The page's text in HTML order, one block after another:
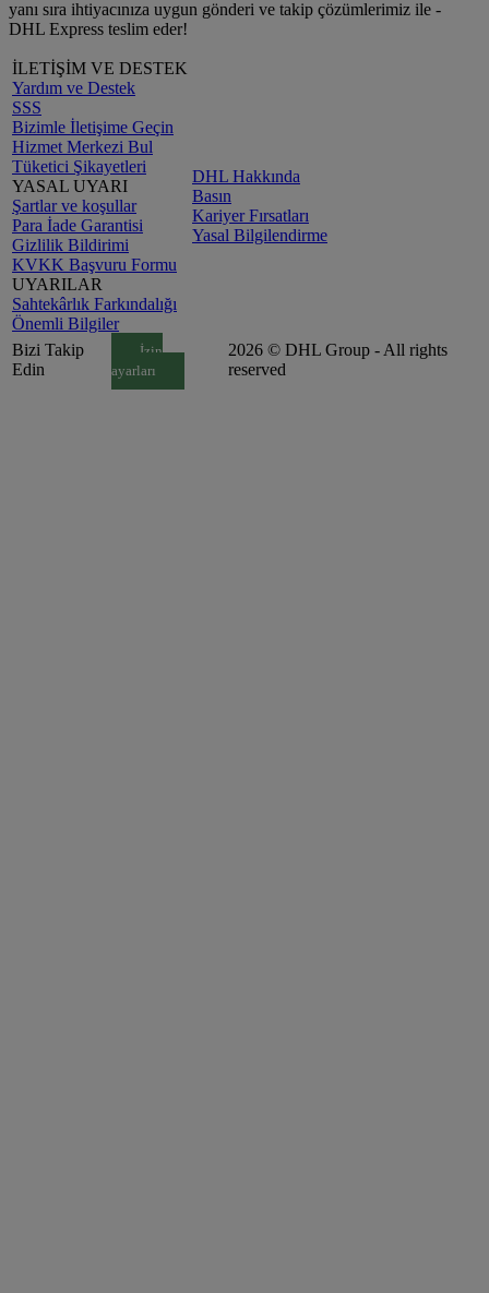
yanı sıra ihtiyacınıza uygun gönderi ve takip çözümlerimiz ile -
DHL Express teslim eder!
İLETİŞİM VE DESTEK
Yardım ve Destek
SSS
Bizimle İletişime Geçin
Hizmet Merkezi Bul
Tüketici Şikayetleri
YASAL UYARI
Şartlar ve koşullar
Para İade Garantisi
Gizlilik Bildirimi
KVKK Başvuru Formu
UYARILAR
Sahtekârlık Farkındalığı
Önemli Bilgiler
DHL Hakkında
Basın
Kariyer Fırsatları
Yasal Bilgilendirme
Bizi Takip
Edin
İzin
ayarları
2026 © DHL Group - All rights
reserved